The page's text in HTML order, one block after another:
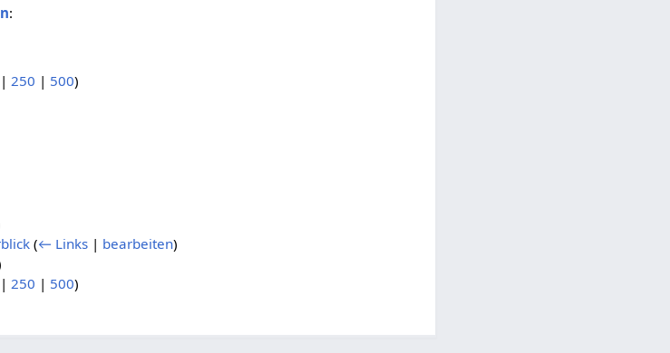
:
| 250 | 500)
(← Links| bearbeiten)
|250 | 500)